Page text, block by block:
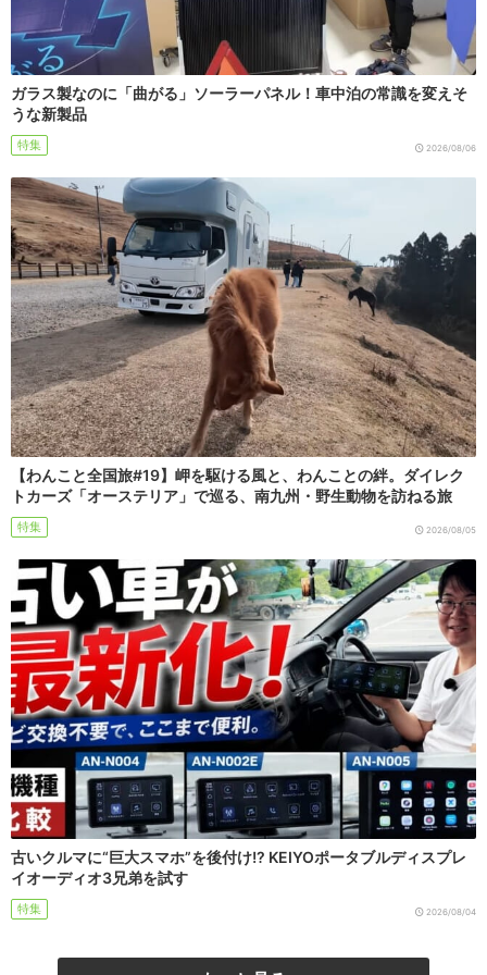
ガラス製なのに「曲がる」ソーラーパネル！車中泊の常識を変えそ
うな新製品
特集 2026/08/06
【わんこと全国旅#19】岬を駆ける風と、わんことの絆。ダイレク
トカーズ「オーステリア」で巡る、南九州・野生動物を訪ねる旅
特集 2026/08/05
古いクルマに“巨大スマホ”を後付け!? KEIYOポータブルディスプレ
イオーディオ3兄弟を試す
特集 2026/08/04